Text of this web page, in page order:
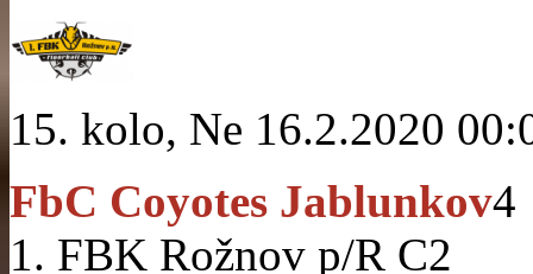
15. kolo, Ne 16.2.2020
FbC Coyotes Jablunkov4
1. FBK Rožnov p/R C2